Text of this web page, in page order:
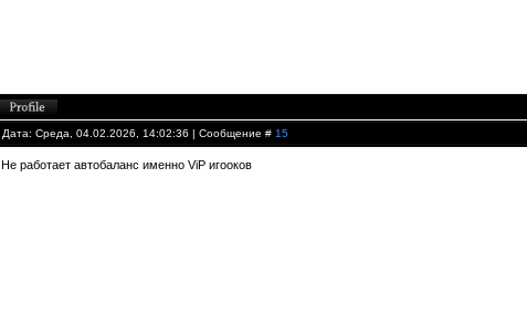
Дата: Среда, 04.02.2026, 14:02:36 | Сообщение # 15
Не работает автобаланс именно ViP игооков